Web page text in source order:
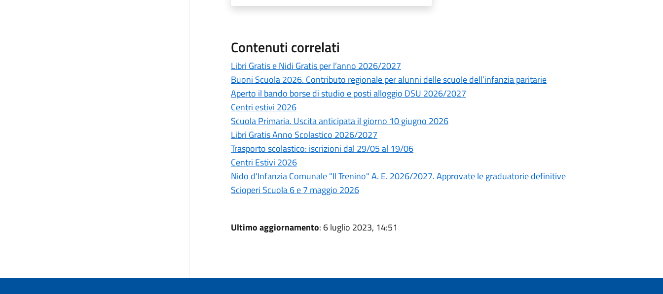
Contenuti correlati
Libri Gratis e Nidi Gratis per l’anno 2026/2027
Buoni Scuola 2026. Contributo regionale per alunni delle scuole dell’infanzia paritarie
Aperto il bando borse di studio e posti alloggio DSU 2026/2027
Centri estivi 2026
Scuola Primaria. Uscita anticipata il giorno 10 giugno 2026
Libri Gratis Anno Scolastico 2026/2027
Trasporto scolastico: iscrizioni dal 29/05 al 19/06
Centri Estivi 2026
Nido d'Infanzia Comunale "Il Trenino" A. E. 2026/2027. Approvate le graduatorie definitive
Scioperi Scuola 6 e 7 maggio 2026
Ultimo aggiornamento: 6 luglio 2023, 14:51